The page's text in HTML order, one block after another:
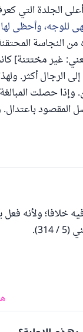
الجلدة التي
للوجه، وأحظى
النجاسة
غير مختتنة]
إلى الرجال أكثر.
وإذا حصلت
باعتدال.
خلافا؛ ولأنه